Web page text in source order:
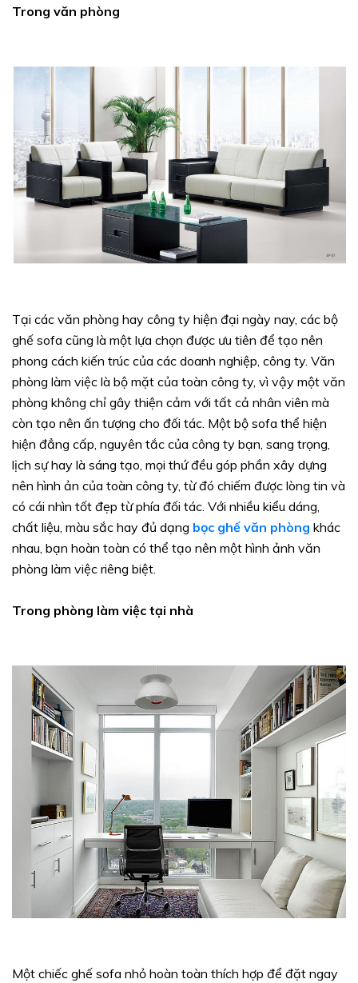
Trong văn phòng
Tại các văn phòng hay công ty hiện đại ngày nay, các bộ
ghế sofa cũng là một lựa chọn được ưu tiên để tạo nên
phong cách kiến trúc của các doanh nghiệp, công ty. Văn
phòng làm việc là bộ mặt của toàn công ty, vì vậy một văn
phòng không chỉ gây thiện cảm với tất cả nhân viên mà
còn tạo nên ấn tượng cho đối tác. Một bộ sofa thể hiện
hiện đẳng cấp, nguyên tắc của công ty bạn, sang trọng,
lịch sự hay là sáng tạo, mọi thứ đều góp phần xây dựng
nên hình ản của toàn công ty, từ đó chiếm được lòng tin và
có cái nhìn tốt đẹp từ phía đối tác. Với nhiều kiểu dáng,
chất liệu, màu sắc hay đủ dạng bọc ghế văn phòng khác
nhau, bạn hoàn toàn có thể tạo nên một hình ảnh văn
phòng làm việc riêng biệt.
Trong phòng làm việc tại nhà
Một chiếc ghế sofa nhỏ hoàn toàn thích hợp để đặt ngay